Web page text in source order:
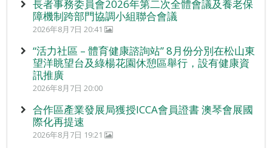
長者事務委員會2026年第二次全體會議及養老保
障機制跨部門協調小組聯合會議
2026年8月7日 20:41
“活力社區 – 體育健康諮詢站” 8月份分別在松山東
望洋眺望台及綠楊花園休憩區舉行，設有健康資
訊推廣
2026年8月7日 20:00
合作區產業發展局獲授ICCA會員證書 澳琴會展國
際化再提速
2026年8月7日 19:21